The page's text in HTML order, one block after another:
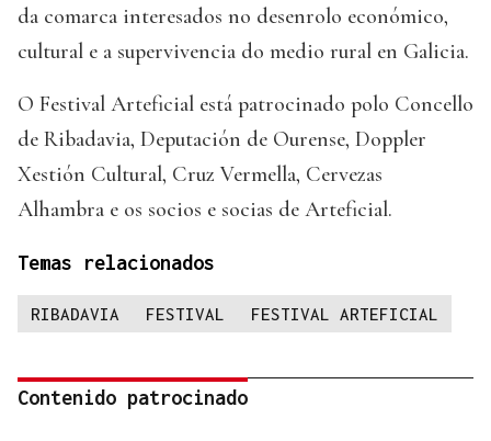
da comarca interesados no desenrolo económico,
cultural e a supervivencia do medio rural en Galicia.
O Festival Arteficial está patrocinado polo Concello
de Ribadavia, Deputación de Ourense, Doppler
Xestión Cultural, Cruz Vermella, Cervezas
Alhambra e os socios e socias de Arteficial.
Temas relacionados
RIBADAVIA FESTIVAL FESTIVAL ARTEFICIAL
Contenido patrocinado